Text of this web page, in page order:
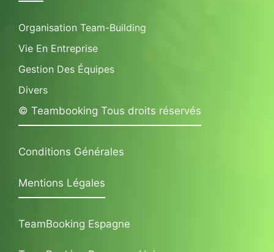
Organisation Team-Building
Vie En Entreprise
Gestion Des Équipes
Divers
© Teambooking Tous droits réservés
Conditions Générales
Mentions Légales
TeamBooking Espagne